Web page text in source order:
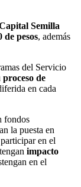
Semilla
de pesos, además
del Servicio
proceso de
en cada
fondos
la puesta en
en el
impacto
en el